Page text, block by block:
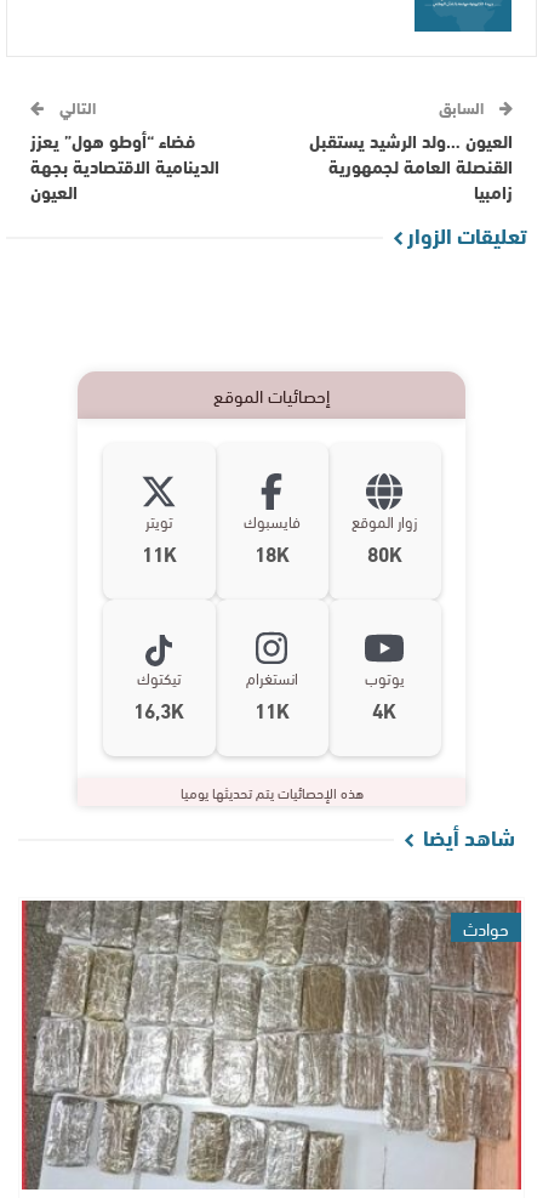
السابق
العيون …ولد الرشيد يستقبل
القنصلة العامة لجمهورية
زامبيا
التالي
فضاء “أوطو هول” يعزز
الدينامية الاقتصادية بجهة
العيون
تعليقات الزوار
إحصائيات الموقع
زوار الموقع
80K
فايسبوك
18K
تويتر
11K
يوتوب
4K
انستغرام
11K
تيكتوك
16,3K
هذه الإحصائيات يتم تحديثها يوميا
شاهد أيضا
حوادث